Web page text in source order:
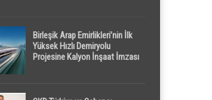
Birleşik Arap Emirlikleri’nin İlk
Yüksek Hızlı Demiryolu
Projesine Kalyon İnşaat İmzası